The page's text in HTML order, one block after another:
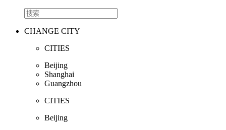
CHANGE CITY
CITIES
Beijing
Shanghai
Guangzhou
CITIES
Beijing